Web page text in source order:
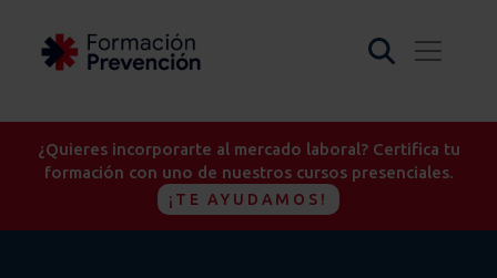
¿Quieres incorporarte al mercado laboral? Certifica tu
formación con uno de nuestros cursos presenciales.
¡TE AYUDAMOS!